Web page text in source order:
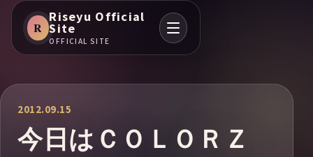
R
Riseyu Official
Site
OFFICIAL SITE
2012.09.15
今日はＣＯＬＯＲＺ